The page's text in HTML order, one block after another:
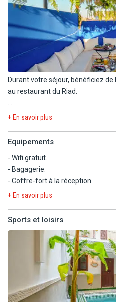
- Wi-Fi.
Capacité maximum : 2 adultes.
Durant votre séjour, bénéficiez
au restaurant du Riad.
Il dispose d'un restaurant avec
Petit-déjeuner continental servi à
En supplément :
- Formule demi-pension (hors
la carte.
A noter : Le riad ne sert pas d'alcool.
+ En savoir plus
Equipements
- Wifi gratuit.
- Bagagerie.
- Coffre-fort à la réception.
+ En savoir plus
Sports et loisirs